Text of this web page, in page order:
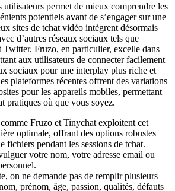
utilisateurs permet de mieux comprendre les
potentiels avant de s’engager sur une
sites de tchat vidéo intègrent désormais
d’autres réseaux sociaux tels que
Twitter. Fruzo, en particulier, excelle dans
aux utilisateurs de connecter facilement
sociaux pour une interplay plus riche et
plateformes récentes offrent des variations
pour les appareils mobiles, permettant
pratiques où que vous soyez.
Fruzo et Tinychat exploitent cet
optimale, offrant des options robustes
fichiers pendant les sessions de tchat.
votre nom, votre adresse email ou
on ne demande pas de remplir plusieurs
prénom, âge, passion, qualités, défauts